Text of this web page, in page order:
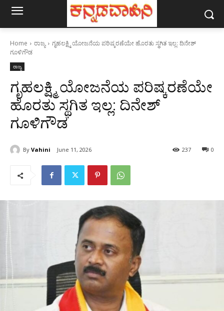
Home ರಾಜ್ಯ
ಗೃಹಲಕ್ಷ್ಮಿ ಯೋಜನೆಯ ಪರಿಷ್ಕರಣೆಯೇ ಹೊರತು ಸ್ಥಗಿತ ಇಲ್ಲ: ದಿನೇಶ್
ಗೂಳಿಗೌಡ
ರಾಜ್ಯ
ಗೃಹಲಕ್ಷ್ಮಿ ಯೋಜನೆಯ ಪರಿಷ್ಕರಣೆಯೇ
ಹೊರತು ಸ್ಥಗಿತ ಇಲ್ಲ: ದಿನೇಶ್
ಗೂಳಿಗೌಡ
By Vahini June 11, 2026 0
237